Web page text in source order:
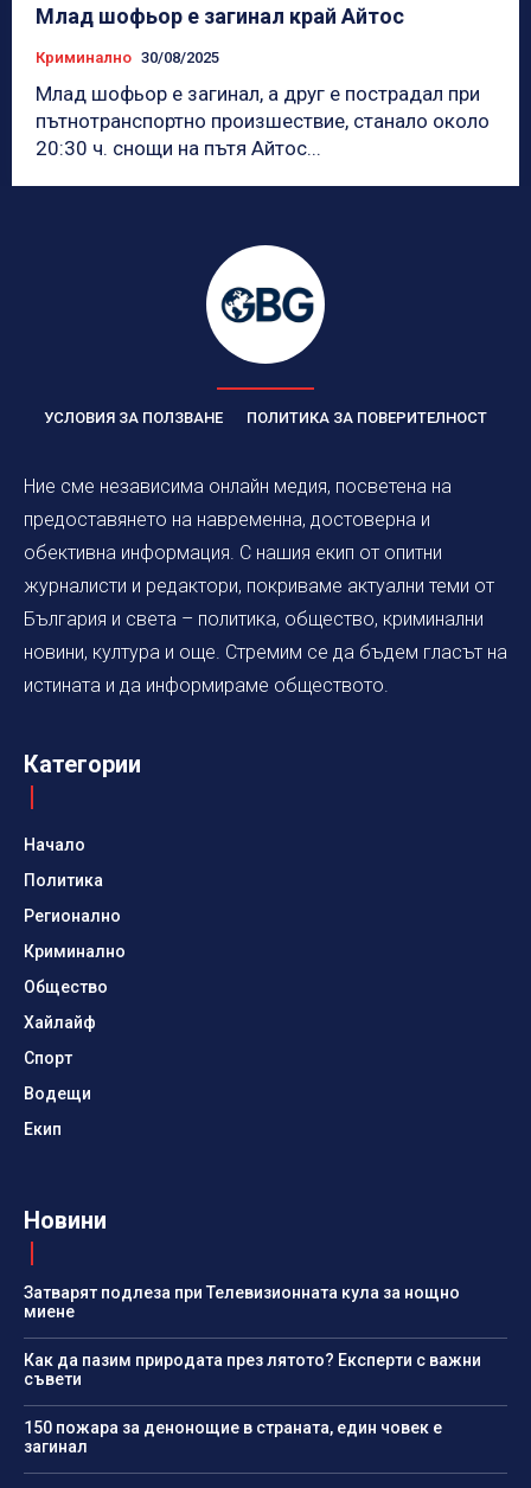
Млад шофьор е загинал край Айтос
Криминално 30/08/2025
Млад шофьор е загинал, а друг е пострадал при
пътнотранспортно произшествие, станало около
20:30 ч. снощи на пътя Айтос...
УСЛОВИЯ ЗА ПОЛЗВАНЕ ПОЛИТИКА ЗА ПОВЕРИТЕЛНОСТ
Ние сме независима онлайн медия, посветена на
предоставянето на навременна, достоверна и
обективна информация. С нашия екип от опитни
журналисти и редактори, покриваме актуални теми от
България и света – политика, общество, криминални
новини, култура и още. Стремим се да бъдем гласът на
истината и да информираме обществото.
Категории
Начало
Политика
Регионално
Криминално
Общество
Хайлайф
Спорт
Водещи
Екип
Новини
Затварят подлеза при Телевизионната кула за нощно
миене
Как да пазим природата през лятото? Експерти с важни
съвети
150 пожара за денонощие в страната, един човек е
загинал